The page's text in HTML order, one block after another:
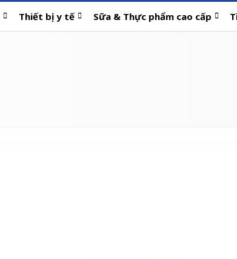
Thiết bị y tế Sữa & Thực phẩm cao cấp